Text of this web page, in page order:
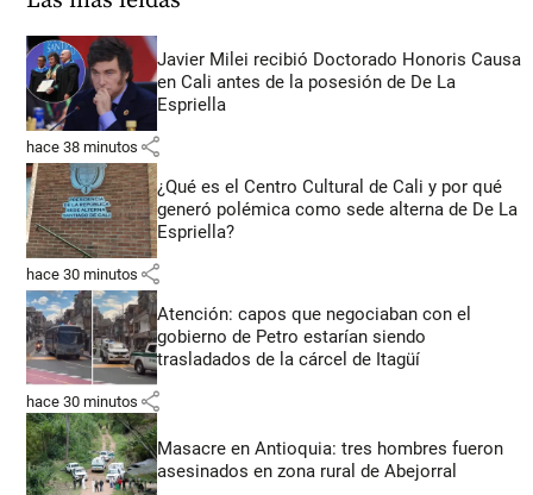
Javier Milei recibió Doctorado Honoris Causa
en Cali antes de la posesión de De La
Espriella
hace 38 minutos share
¿Qué es el Centro Cultural de Cali y por qué
generó polémica como sede alterna de De La
Espriella?
hace 30 minutos share
Atención: capos que negociaban con el
gobierno de Petro estarían siendo
trasladados de la cárcel de Itagüí
hace 30 minutos share
Masacre en Antioquia: tres hombres fueron
asesinados en zona rural de Abejorral